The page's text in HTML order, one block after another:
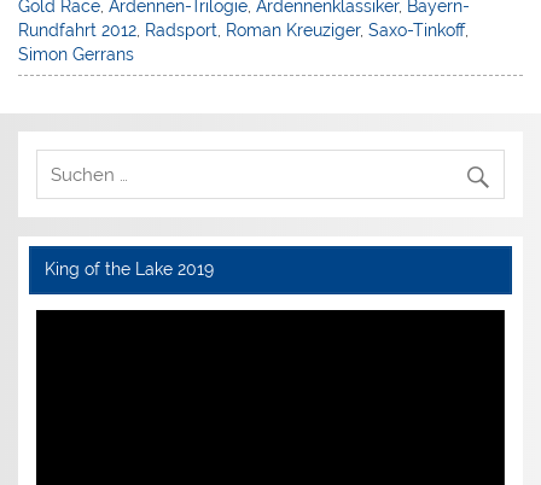
Gold Race ,Ardennen-Trilogie ,Ardennenklassiker, Bayern-
Rundfahrt 2012 Radsport Roman Kreuziger,Saxo-Tinkoff,
Simon Gerrans
King of the Lake 2019
Video-